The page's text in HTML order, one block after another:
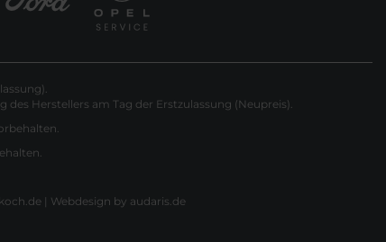
Herstellers am Tag der Erstzulassung (Neupreis).
| Webdesign by audaris.de